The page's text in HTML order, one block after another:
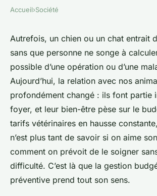
Économisez
l'assurance pour
compagnie
Orion•08/06/2026 07:43 • 13 min de
Accueil›Société
Autrefois, un chien ou un chat entrait
sans que personne ne songe à
possible d’une opération ou d’une
Aujourd’hui, la relation avec nos
profondément changé : ils font partie
foyer, et leur bien-être pèse sur le
tarifs vétérinaires en hausse
n’est plus tant de savoir si on aime
comment on prévoit de le soigner
difficulté. C’est là que la gestion
préventive prend tout son sens.